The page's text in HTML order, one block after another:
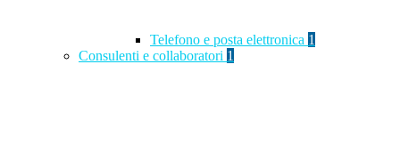
Telefono e posta elettronica 1
Consulenti e collaboratori 1